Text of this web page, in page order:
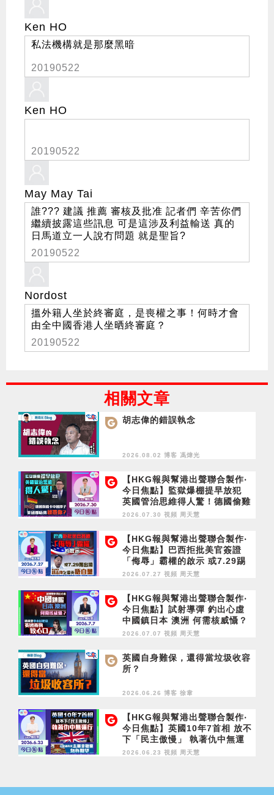
Ken HO
私法機構就是那麼黑暗
20190522
Ken HO
20190522
May May Tai
誰??? 建議 推薦 審核及批准 記者們 辛苦你們
繼續披露這些訊息 可是這涉及利益輸送 真的
日馬道立一人說冇問題 就是聖旨?
20190522
Nordost
搵外籍人坐於終審庭，是喪權之事！何時才會
由全中國香港人坐晒終審庭？
20190522
相關文章
胡志偉的錯誤執念
2026.08.02 博客 馮煒光
【HKG報與幫港出聲聯合製作‧
今日焦點】監獄爆棚提早放犯
英國管治思維得人驚！德國偷雞
卡中國脖子 美國都唔得就憑
2026.07.30 視頻 周天慧
【HKG報與幫港出聲聯合製作‧
今日焦點】巴西拒批美官簽證
「侮辱」霸權的啟示 或7.29踢
出境 胡志偉乞留英唔自量
2026.07.27 視頻 周天慧
【HKG報與幫港出聲聯合製作‧
今日焦點】試射導彈 釣出心虛
中國鎮日本 澳洲 何需核威懾？
通緝犯申永居起弶 英國養狗咬
2026.07.07 視頻 周天慧
英國自身難保，還得當垃圾收容
所？
2026.06.26 博客 徐韋
【HKG報與幫港出聲聯合製作‧
今日焦點】英國10年7首相 放不
下「民主傲慢」 執著仇中無運
行 立會議員是志業非職業 勿負
2026.06.23 視頻 周天慧